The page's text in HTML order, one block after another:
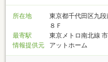
所在地
東京都千代田区九
８Ｆ
最寄駅
東京メトロ南北線
情報提供元
アットホーム